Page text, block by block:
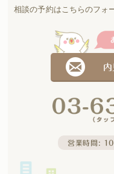
相談の予約はこちらのフォ
営業時間: